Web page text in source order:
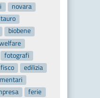
novara
biobene
fotografi
fisco
edilizia
ferie